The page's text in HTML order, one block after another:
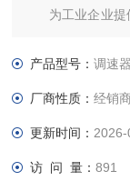
为工业企业提供
西门子8PT配电
产品型号：调速
厂商性质：经销商
更新时间：
访 问 量：891